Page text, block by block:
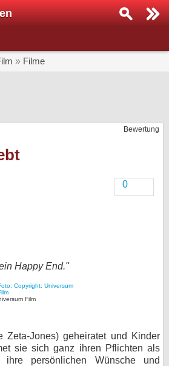
» Filme
Bewertung
0
Happy End."
Film
Zeta-Jones) geheiratet und Kinder
sie sich ganz ihren Pflichten als
persönlichen Wünsche und
Serie suchen...
SERIEN
Forum
bei X
Kontakt